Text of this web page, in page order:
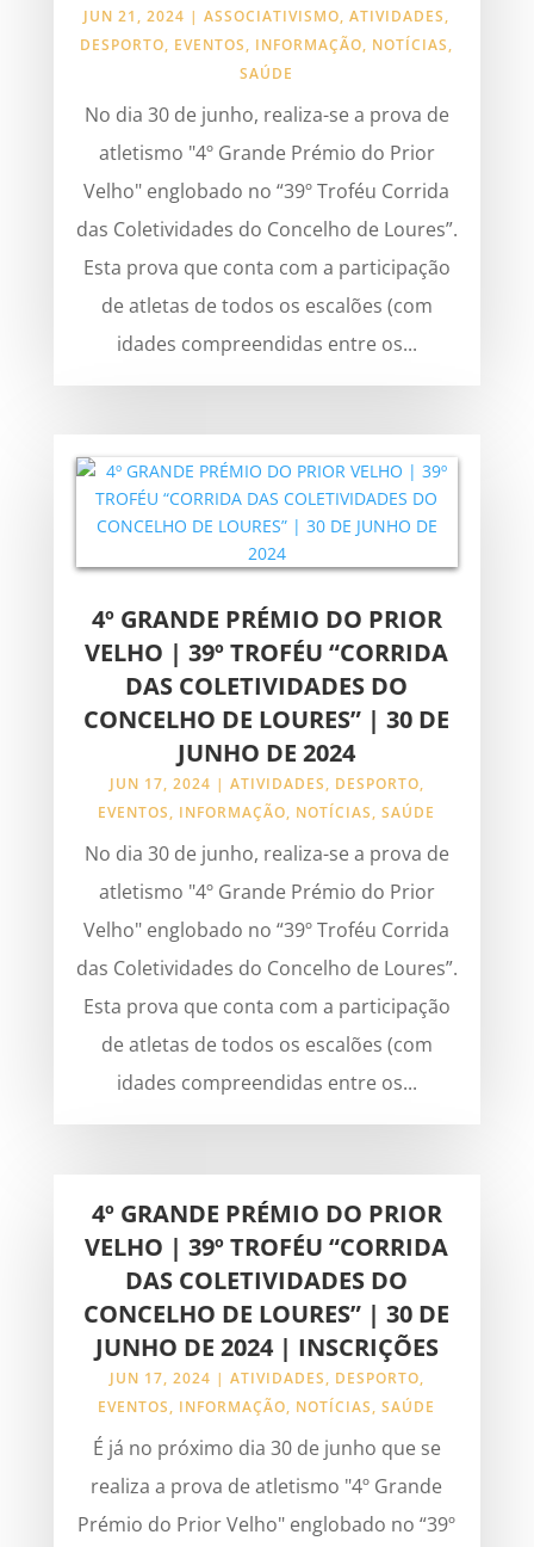
JUN 21, 2024 |ASSOCIATIVISMO,ATIVIDADES,
DESPORTO, EVENTOS, INFORMAÇÃO, NOTÍCIAS,
SAÚDE
No dia 30 de junho, realiza-se a prova de
atletismo "4º Grande Prémio do Prior
Velho" englobado no “39º Troféu Corrida
das Coletividades do Concelho de Loures”.
Esta prova que conta com a participação
de atletas de todos os escalões (com
idades compreendidas entre os...
4º GRANDE PRÉMIO DO PRIOR
VELHO | 39º TROFÉU “CORRIDA
DAS COLETIVIDADES DO
CONCELHO DE LOURES” | 30 DE
JUNHO DE 2024
JUN 17, 2024 | ATIVIDADES, DESPORTO,
EVENTOS, INFORMAÇÃO, NOTÍCIAS,SAÚDE
No dia 30 de junho, realiza-se a prova de
atletismo "4º Grande Prémio do Prior
Velho" englobado no “39º Troféu Corrida
das Coletividades do Concelho de Loures”.
Esta prova que conta com a participação
de atletas de todos os escalões (com
idades compreendidas entre os...
4º GRANDE PRÉMIO DO PRIOR
VELHO | 39º TROFÉU “CORRIDA
DAS COLETIVIDADES DO
CONCELHO DE LOURES” | 30 DE
JUNHO DE 2024 | INSCRIÇÕES
JUN 17, 2024 | ATIVIDADES, DESPORTO,
EVENTOS, INFORMAÇÃO, NOTÍCIAS,SAÚDE
É já no próximo dia 30 de junho que se
realiza a prova de atletismo "4º Grande
Prémio do Prior Velho" englobado no “39º